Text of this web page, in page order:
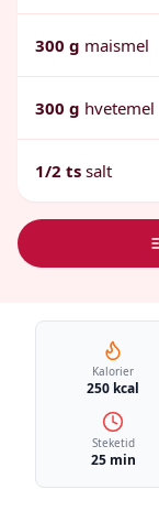
300 g maismel
300 g hvetemel
1/2 ts salt
Kalorier
250 kcal
Steketid
25 min